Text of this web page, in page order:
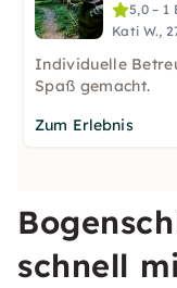
5,0 – 1
Kati W.,
Individuelle
Spaß gemacht.
Zum Erlebnis
schnell